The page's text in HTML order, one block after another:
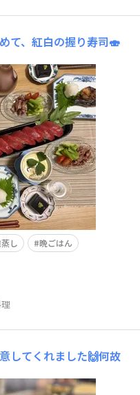
て、紅白の握り寿司🍣
し
晩ごはん
してくれました🙌何故